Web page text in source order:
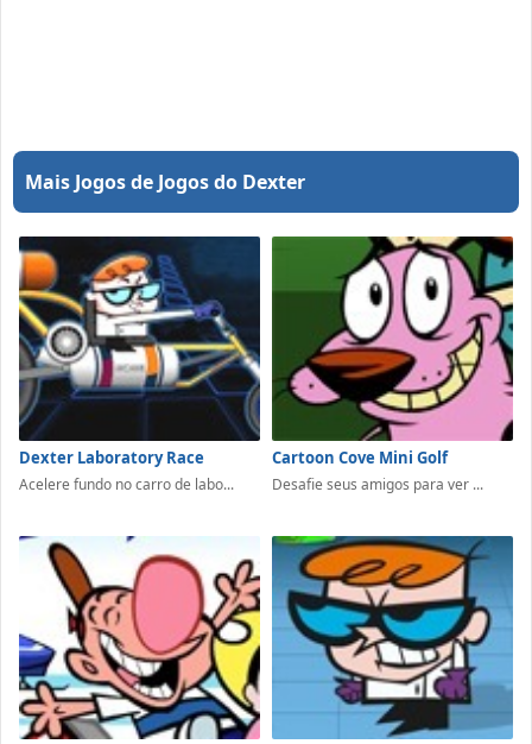
Mais Jogos de Jogos do Dexter
Dexter Laboratory Race
Acelere fundo no carro de labo...
Cartoon Cove Mini Golf
Desafie seus amigos para ver ...